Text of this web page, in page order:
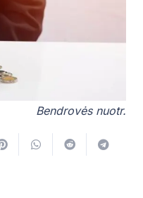
Bendrovės nuotr.